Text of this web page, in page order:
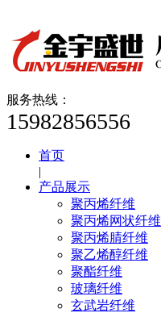
服务热线：
15982856556
首页
|
产品展示
聚丙烯纤维
聚丙烯网状纤维
聚丙烯腈纤维
聚乙烯醇纤维
聚酯纤维
玻璃纤维
玄武岩纤维